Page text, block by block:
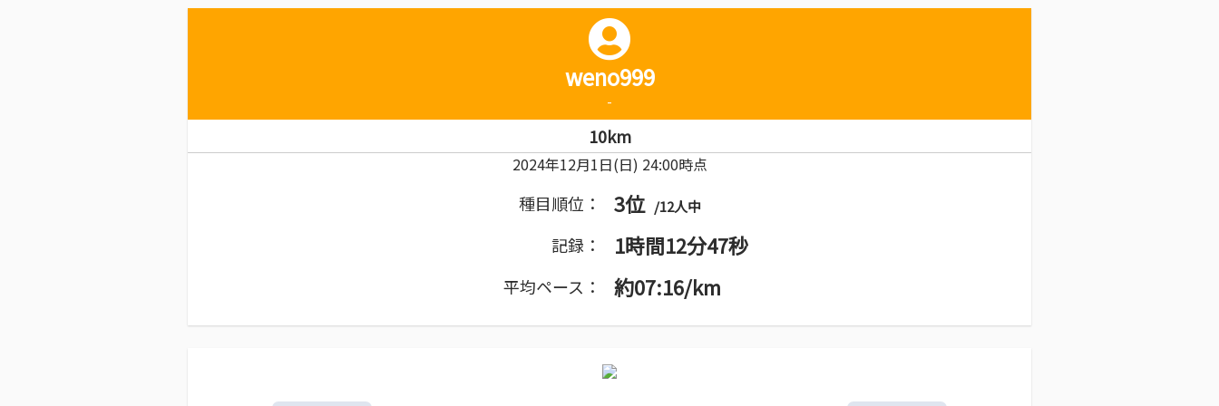
weno999
-
10km
2024年12月1日(日) 24:00時点
種目順位： 3位 /12人中
記録： 1時間12分47秒
平均ペース： 約07:16/km